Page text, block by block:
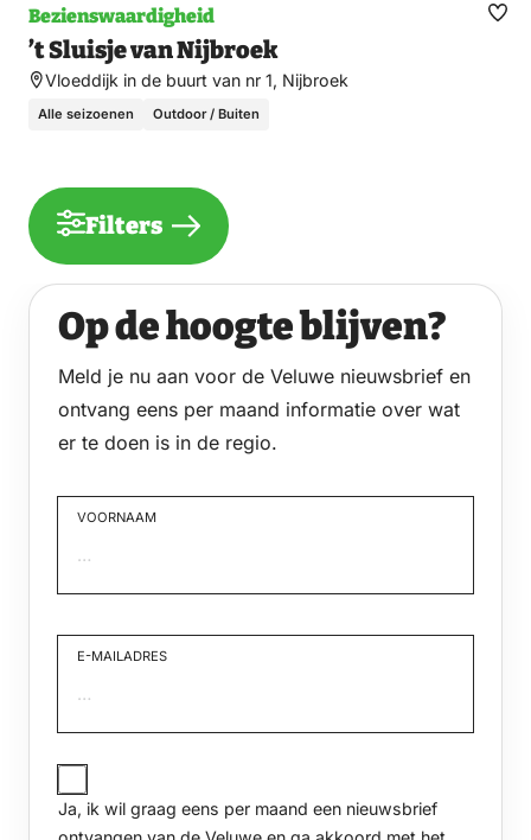
Bezienswaardigheid
’t Sluisje van Nijbroek
Vloeddijk in de buurt van nr 1, Nijbroek
Alle seizoenen Outdoor / Buiten
Filters
Op de hoogte blijven?
Meld je nu aan voor de Veluwe nieuwsbrief en
ontvang eens per maand informatie over wat
er te doen is in de regio.
VOORNAAM
E-MAILADRES
JA,
IK
WIL
GRAAG
Ja, ik wil graag eens per maand een nieuwsbrief